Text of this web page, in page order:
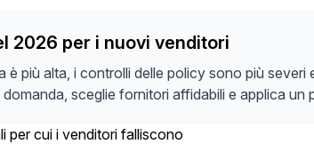
2026 per i nuovi venditori
è più alta, i controlli delle policy sono più
sceglie fornitori affidabili e applica un
per cui i venditori falliscono